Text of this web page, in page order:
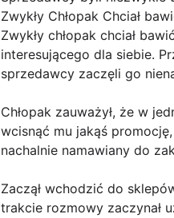
Zwykły Chłopak Chciał
Zwykły chłopak chciał
interesującego dla siebie.
sprzedawcy zaczęli go
Chłopak zauważył, że w
wcisnąć mu jakąś
nachalnie namawiany do
Zaczął wchodzić do
trakcie rozmowy zaczynał